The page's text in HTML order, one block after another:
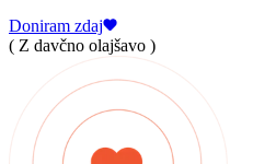
Doniram zdaj
( Z davčno olajšavo )